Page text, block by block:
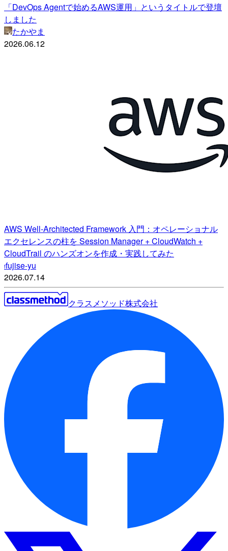
「DevOps Agentで始めるAWS運用」というタイトルで登壇
しました
たかやま
2026.06.12
AWS Well-Architected Framework 入門：オペレーショナル
エクセレンスの柱を Session Manager + CloudWatch +
CloudTrail のハンズオンを作成・実践してみた
ffujise-yu
2026.07.14
クラスメソッド株式会社